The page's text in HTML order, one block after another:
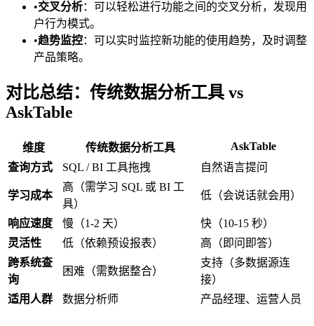
•交叉分析：可以轻松进行功能之间的交叉分析，发现用
户行为模式。
•趋势监控：可以实时监控新功能的使用趋势，及时调整
产品策略。
对比总结：传统数据分析工具 vs
AskTable
维度 传统数据分析工具
AskTable
查询方式
SQL / BI 工具拖拽 自然语言提问
学习成本
高（需学习 SQL 或 BI 工
具）
低（会说话就会用）
响应速度 慢（1-2 天）
快（10-15 秒）
灵活性
低（依赖预设报表）
高（即问即答）
跨系统查
询
困难（需数据整合）
支持（多数据源连
接）
适用人群
数据分析师 产品经理、运营人员